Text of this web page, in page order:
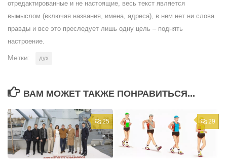
отредактированные и не настоящие, весь текст является
вымыслом (включая названия, имена, адреса), в нем нет ни слова
правды и все это преследует лишь одну цель – поднять
настроение.
Метки: дух
ВАМ МОЖЕТ ТАКЖЕ ПОНРАВИТЬСЯ...
25 29